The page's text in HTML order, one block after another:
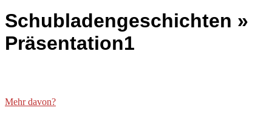
Schubladengeschichten »
Präsentation1
Mehr davon?